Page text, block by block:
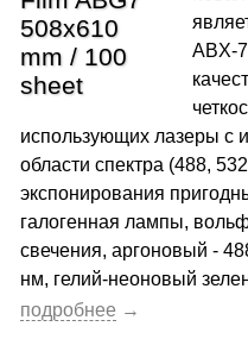
ABX-
использующих лазеры с
области спектра (488,
экспонирования
галогенная лампы,
свечения, аргоновый -
нм, гелий-неоновый